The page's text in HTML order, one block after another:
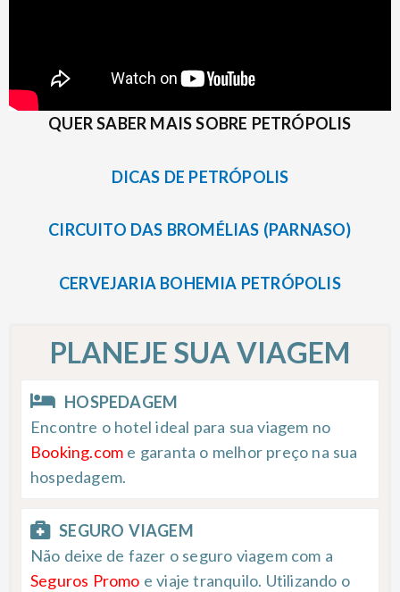
QUER SABER MAIS SOBRE PETRÓPOLIS
DICAS DE PETRÓPOLIS
CIRCUITO DAS BROMÉLIAS (PARNASO)
CERVEJARIA BOHEMIA PETRÓPOLIS
PLANEJE SUA VIAGEM
HOSPEDAGEM
Encontre o hotel ideal para sua viagem no
Booking.com e garanta o melhor preço na sua
hospedagem.
SEGURO VIAGEM
Não deixe de fazer o seguro viagem com a
Seguros Promo e viaje tranquilo. Utilizando o